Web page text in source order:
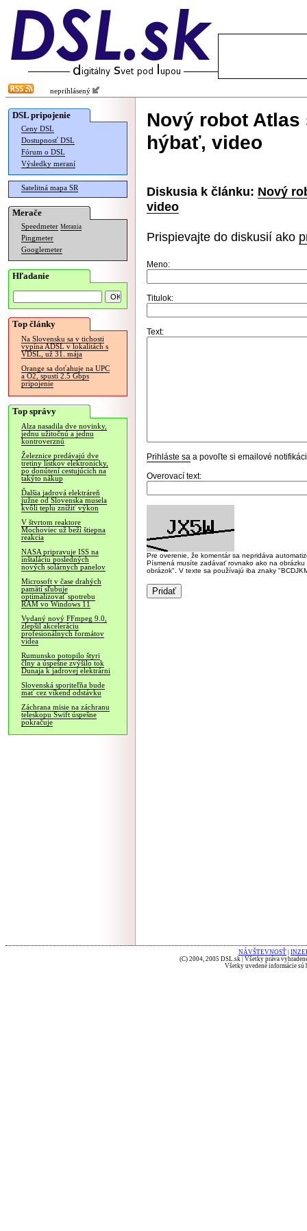
neprihlásený
DSL pripojenie
Ceny DSL
Dostupnosť DSL
Fórum o DSL
Výsledky meraní
Satelitná mapa SR
Merače
Speedmeter Merania
Pingmeter
Googlemeter
Hľadanie
Top články
Na Slovensku sa v tichosti
vypína ADSL v lokalitách s
VDSL, už 31. mája
Orange sa doťahuje na UPC
a O2, spustí 2.5 Gbps
pripojenie
Top správy
Alza nasadila dve novinky,
jednu užitočnú a jednu
kontroverznú
Železnice predávajú dve
tretiny lístkov elektronicky,
po donútení cestujúcich na
takýto nákup
Ďalšia jadrová elektráreň
južne od Slovenska musela
kvôli teplu znížiť výkon
V štvrtom reaktore
Mochoviec už beží štiepna
reakcia
NASA pripravuje ISS na
inštaláciu posledných
nových solárnych panelov
Microsoft v čase drahých
pamätí sľubuje
optimalizovať spotrebu
RAM vo Windows 11
Vydaný nový FFmpeg 9.0,
zlepšil akceleráciu
profesionálnych formátov
videa
Rumunsko potopilo štyri
člny a úspešne zvýšilo tok
Dunaja k jadrovej elektrárni
Slovenská sporiteľňa bude
mať cez víkend odstávku
Záchrana misie na záchranu
teleskopu Swift úspešne
pokračuje
Nový robot
hýbať, video
Diskusia k článku: Nový
video
Prispievajte do diskusií ako
Meno:
Titulok:
Text:
Prihláste sa a povoľte si emailové
Overovací text:
Pre overenie, že komentár sa nepridáva
Písmená musíte zadávať rovnako ako na
obrázok". V texte sa používajú iba znaky
NÁVŠTEVNOSŤ
(C) 2004, 2005 DSL.sk | Všetky práva
Všetky uvedené informácie sú